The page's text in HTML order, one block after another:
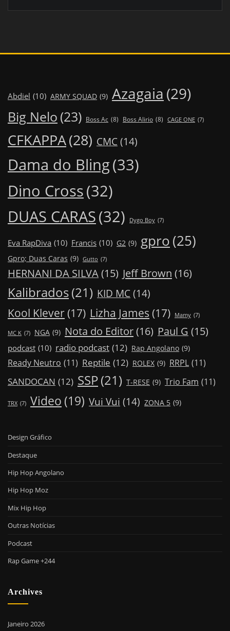
Abdiel (10) ARMY SQUAD (9) Azagaia (29)
Big Nelo (23) Boss Ac (8) Boss Alirio (8) CAGE ONE (7)
CFKAPPA(28) CMC (14)
Dama do Bling(33)
Dino Cross(32)
DUAS CARAS(32) Dygo Boy (7)
Eva RapDiva (10) Francis (10) G2 (9) gpro(25)
Gpro; Duas Caras (9) Gutto (7)
HERNANI DA SILVA(15) Jeff Brown (16)
Kalibrados(21) KID MC (14)
Kool Klever (17) Lizha James (17) Mamy (7)
MC K (7) NGA (9) Nota do Editor(16) Paul G (15)
podcast (10) radio podcast (12) Rap Angolano (9)
Ready Neutro (11) Reptile (12) ROLEX (9) RRPL (11)
SANDOCAN (12) SSP(21) T-RESE (9) Trio Fam (11)
TRX (7) Video (19) Vui Vui (14) ZONA 5 (9)
Design Gráfico
Destaque
Hip Hop Angolano
Hip Hop Moz
Mix Hip Hop
Outras Notícias
Podcast
Rap Game +244
Archives
Janeiro 2026